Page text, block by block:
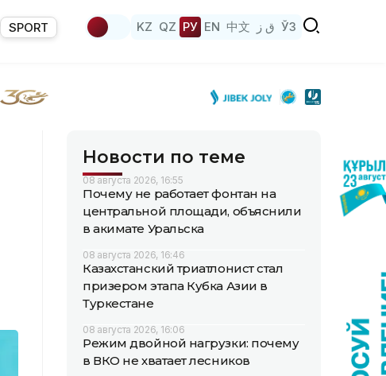
SPORT KZ QZ РУ EN 中文 ق ز ЎЗ
Новости по теме
08 августа 2026, 16:55
Почему не работает фонтан на
центральной площади, объяснили
в акимате Уральска
08 августа 2026, 16:46
Казахстанский триатлонист стал
призером этапа Кубка Азии в
Туркестане
08 августа 2026, 16:06
Режим двойной нагрузки: почему
в ВКО не хватает лесников